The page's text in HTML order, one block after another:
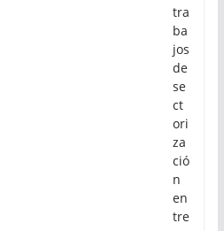
tra
ba
jos
de
se
ct
ori
za
ció
n
en
tre